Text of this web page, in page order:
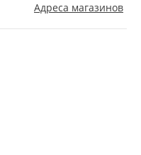
Адреса магазинов